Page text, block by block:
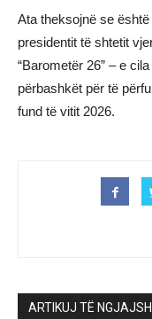
Ata theksojnë se
presidentit të shtetit
“Barometër 26” – e
përbashkët për të
fund të vitit 2026.
ARTIKUJ TË